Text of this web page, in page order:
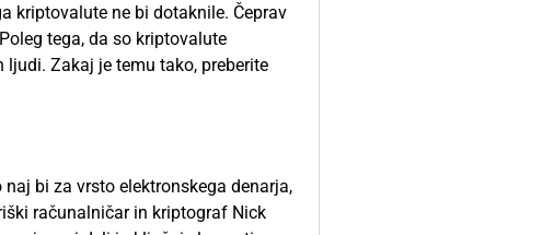
kriptovalute ne bi dotaknile. Čeprav
tega, da so kriptovalute
Zakaj je temu tako, preberite
bi za vrsto elektronskega denarja,
računalničar in kriptograf Nick